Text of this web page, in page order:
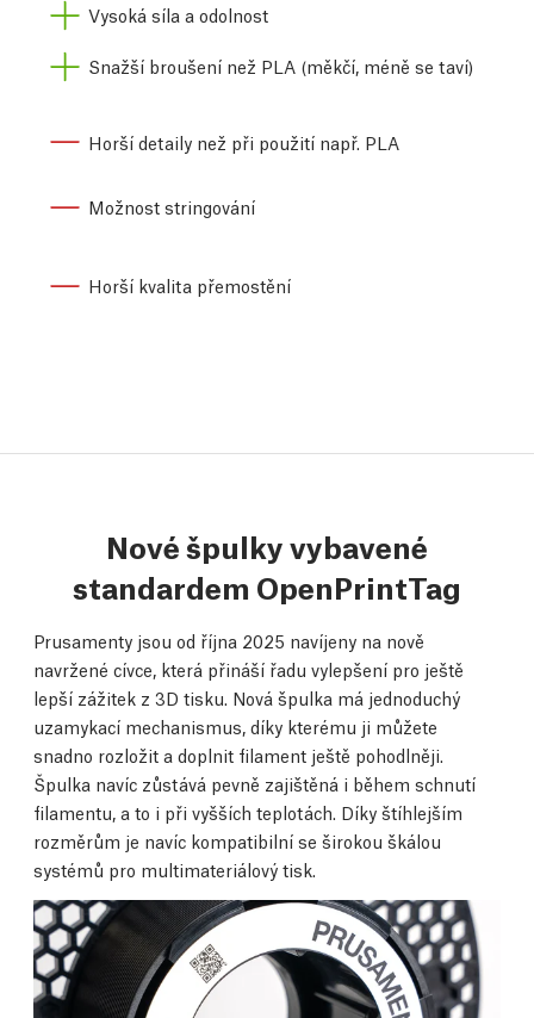
Vysoká síla a odolnost
Snažší broušení než PLA (měkčí, méně se taví)
Horší detaily než při použití např. PLA
Možnost stringování
Horší kvalita přemostění
Nové špulky vybavené
standardem OpenPrintTag
Prusamenty jsou od října 2025 navíjeny na nově
navržené cívce, která přináší řadu vylepšení pro ještě
lepší zážitek z 3D tisku. Nová špulka má jednoduchý
uzamykací mechanismus, díky kterému ji můžete
snadno rozložit a doplnit filament ještě pohodlněji.
Špulka navíc zůstává pevně zajištěná i během schnutí
filamentu, a to i při vyšších teplotách. Díky štíhlejším
rozměrům je navíc kompatibilní se širokou škálou
systémů pro multimateriálový tisk.